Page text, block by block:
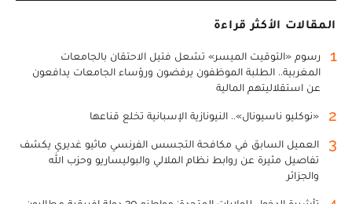
المقالات الأكثر قراءة
1
رسوم «التوقيت الميسر» تشعل فتيل الاحتقان بالجامعات
المغربية.. الطلبة الموظفون يرفضون ورؤساء الجامعات يدافعون
عن استقلاليتهم المالية
2 «نوكليو ناسيونال».. النيونازية الإسبانية تخلع قناعها
3
العميل السابق في مكافحة التجسس الفرنسي ماثيو غديري يكشف
تفاصيل مثيرة عن روابط نظام الملالي والبوليساريو وحزب الله
والجزائر